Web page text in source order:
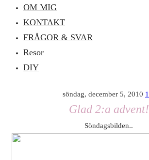
OM MIG
KONTAKT
FRÅGOR & SVAR
Resor
DIY
söndag, december 5, 2010 1
Glad 2:a advent!
Söndagsbilden..